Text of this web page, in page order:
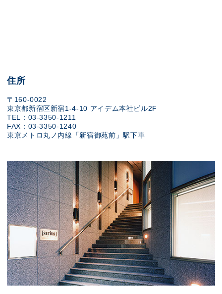
住所
〒160-0022
東京都新宿区新宿1-4-10 アイデム本社ビル2F
TEL：03-3350-1211
FAX：03-3350-1240
東京メトロ丸ノ内線「新宿御苑前」駅下車